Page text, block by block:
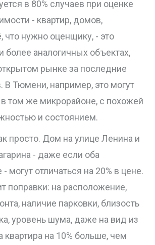
в 80% случаев при оценке
- квартир, домов,
что нужно оценщику, - это
более аналогичных объектах,
рынке за последние
В Тюмени, например, это могут
том же микрорайоне, с похожей
и состоянием.
просто. Дом на улице Ленина и
- даже если оба
могут отличаться на 20% в цене.
поправки: на расположение,
наличие парковки, близость
уровень шума, даже на вид из
квартира на 10% больше, чем